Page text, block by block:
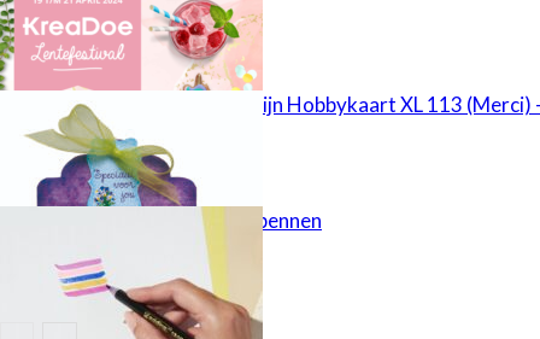
Rectificatie: Mijn Hobbykaart XL 113 (Merci)
kaart 18
edding glitterpennen